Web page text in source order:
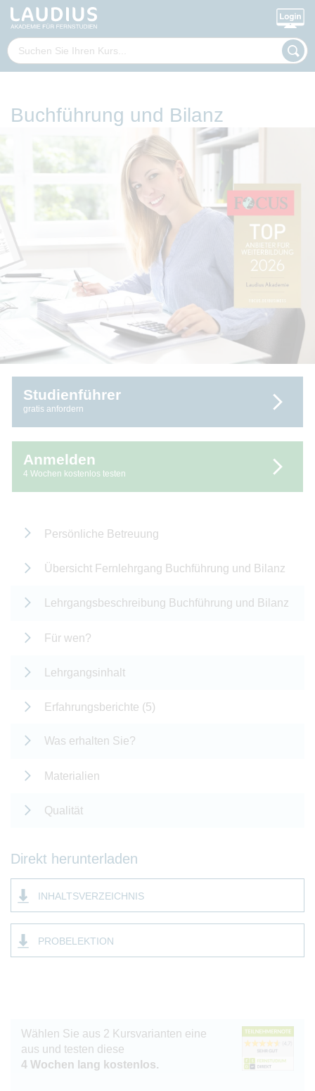
Buchführung und Bilanz
Studienführer
gratis anfordern
Anmelden
4 Wochen kostenlos testen
Persönliche Betreuung
Übersicht Fernlehrgang Buchführung und Bilanz
Lehrgangsbeschreibung Buchführung und Bilanz
Für wen?
Lehrgangsinhalt
Erfahrungsberichte (5)
Was erhalten Sie?
Materialien
Qualität
Direkt herunterladen
INHALTSVERZEICHNIS
PROBELEKTION
Wählen Sie aus 2 Kursvarianten eine
aus und testen diese
4 Wochen lang kostenlos.